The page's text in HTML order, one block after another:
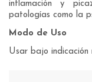
inflamación y
patologías como la
Modo de Uso
Usar bajo indicación